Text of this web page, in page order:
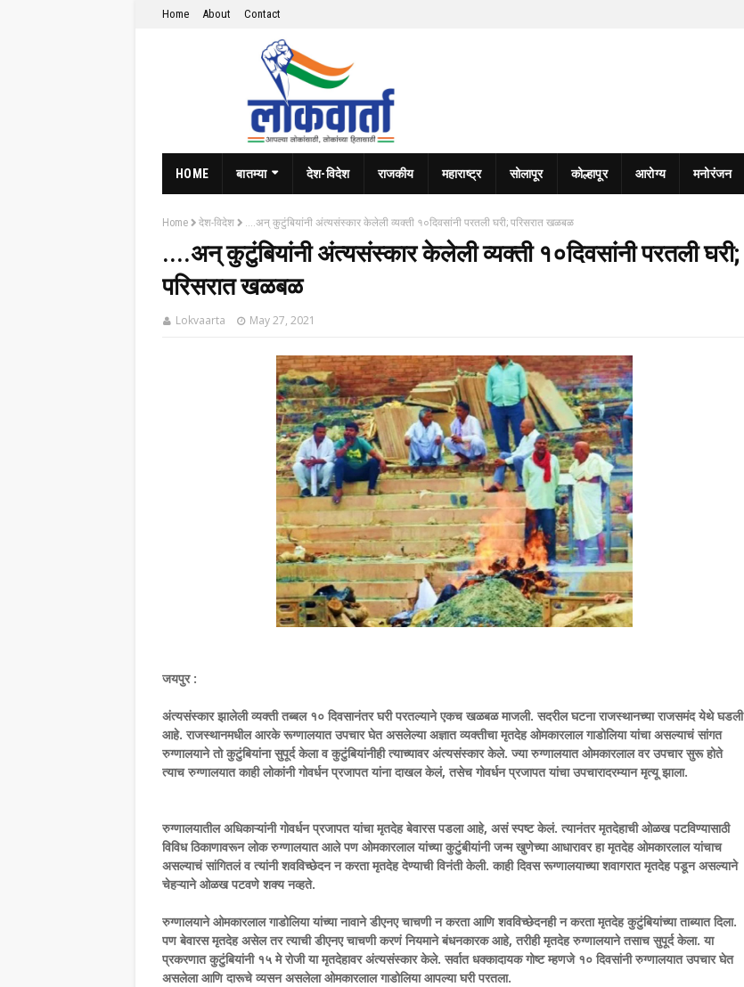
Home About Contact
HOME बातम्या देश-विदेश राजकीय महाराष्ट्र सोलापूर कोल्हापूर आरोग्य मनोरंजन
Home देश-विदेश ....अन् कुटुंबियांनी अंत्यसंस्कार केलेली व्यक्ती १०दिवसांनी परतली घरी; परिसरात खळबळ
....अन् कुटुंबियांनी अंत्यसंस्कार केलेली व्यक्ती १०दिवसांनी परतली घरी;
परिसरात खळबळ
Lokvaarta May 27, 2021
जयपुर :
अंत्यसंस्कार झालेली व्यक्ती तब्बल १० दिवसानंतर घरी परतल्याने एकच खळबळ माजली. सदरील घटना राजस्थानच्या राजसमंद येथे घडली
आहे. राजस्थानमधील आरके रूग्णालयात उपचार घेत असलेल्या अज्ञात व्यक्तीचा मृतदेह ओमकारलाल गाडोलिया यांचा असल्याचं सांगत
रुग्णालयाने तो कुटुंबियांना सुपूर्द केला व कुटुंबियांनीही त्याच्यावर अंत्यसंस्कार केले. ज्या रुग्णालयात ओमकारलाल वर उपचार सुरू होते
त्याच रुग्णालयात काही लोकांनी गोवर्धन प्रजापत यांना दाखल केलं, तसेच गोवर्धन प्रजापत यांचा उपचारादरम्यान मृत्यू झाला.
रुग्णालयातील अधिकाऱ्यांनी गोवर्धन प्रजापत यांचा मृतदेह बेवारस पडला आहे, असं स्पष्ट केलं. त्यानंतर मृतदेहाची ओळख पटविण्यासाठी
विविध ठिकाणावरून लोक रुग्णालयात आले पण ओमकारलाल यांच्या कुटुंबीयांनी जन्म खुणेच्या आधारावर हा मृतदेह ओमकारलाल यांचाच
असल्याचं सांगितलं व त्यांनी शवविच्छेदन न करता मृतदेह देण्याची विनंती केली. काही दिवस रूग्णालयाच्या शवागरात मृतदेह पडून असल्याने
चेहऱ्याने ओळख पटवणे शक्य नव्हते.
रुग्णालयाने ओमकारलाल गाडोलिया यांच्या नावाने डीएनए चाचणी न करता आणि शवविच्छेदनही न करता मृतदेह कुटुंबियांच्या ताब्यात दिला.
पण बेवारस मृतदेह असेल तर त्याची डीएनए चाचणी करणं नियमाने बंधनकारक आहे, तरीही मृतदेह रुग्णालयाने तसाच सुपूर्द केला. या
प्रकरणात कुटुंबियांनी १५ मे रोजी या मृतदेहावर अंत्यसंस्कार केले. सर्वात धक्कादायक गोष्ट म्हणजे १० दिवसांनी रुग्णालयात उपचार घेत
असलेला आणि दारूचे व्यसन असलेला ओमकारलाल गाडोलिया आपल्या घरी परतला.